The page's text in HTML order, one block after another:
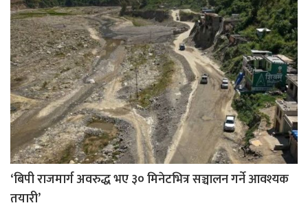
‘बिपी राजमार्ग अवरुद्ध भए ३० मिनेटभित्र सञ्चालन गर्ने आवश्यक
तयारी’